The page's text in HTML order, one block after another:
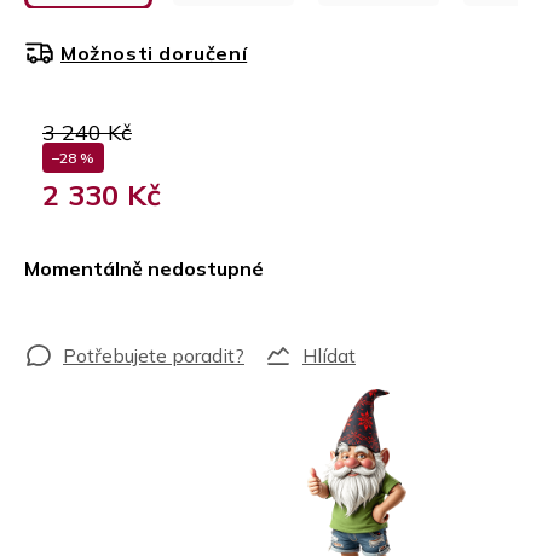
3 240 Kč
–28 %
2 330 Kč
Momentálně nedostupné
Možnosti doručení
Hlídat